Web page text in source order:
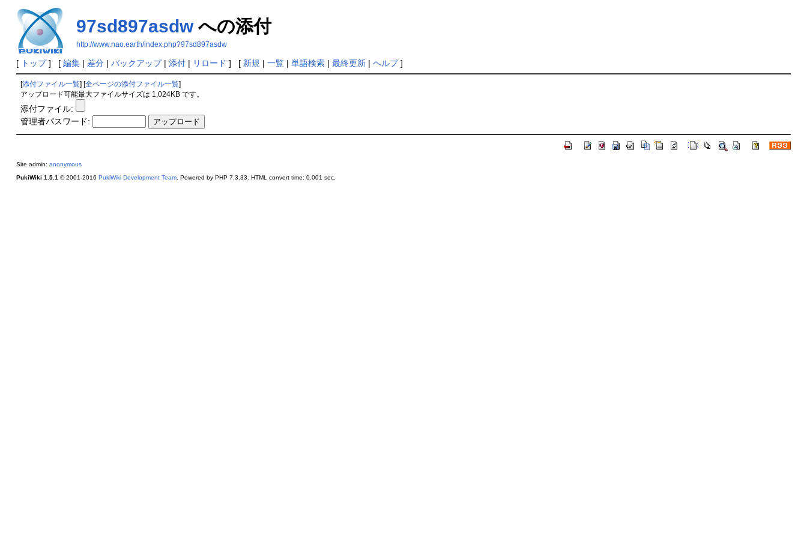
97sd897asdwへの添付
http://www.nao.earth/index.php?97sd897asdw
[ トップ] [ 編集| 差分| バックアップ| 添付| リロード ] [ 新規 | 一覧| 単語検索| 最終更新| ヘルプ]
[添付ファイル一覧 ] [全ページの添付ファイル一覧
アップロード可能最大ファイルサイズは 1,024KB です。
添付ファイル:
管理者パスワード:
Site admin: anonymous
PukiWiki 1.5.1 © 2001-2016 PukiWiki Development Team. Powered by PHP 7.3.33. HTML convert time: 0.001 sec.